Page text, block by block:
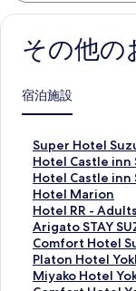
その他の
宿泊施設
Super Hotel
S
u
p
e
r
H
o
t
e
Hotel Castle inn
H
o
t
e
l
C
a
s
Hotel Castle inn
H
o
t
e
l
C
a
Hotel Marion
H
o
t
e
l
M
Hotel RR -
H
o
t
e
l
Arigato STAY
A
r
i
g
Comfort Hotel
C
o
m
Platon Hotel
P
lMiyako Hotel
M